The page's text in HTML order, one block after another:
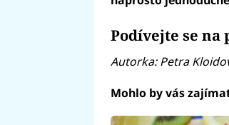
Podívejte se na
Autorka: Petra
Mohlo by vás